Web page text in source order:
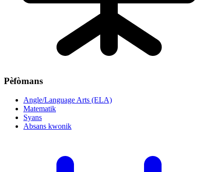
Pèfòmans
Angle/Language Arts (ELA)
Matematik
Syans
Absans kwonik